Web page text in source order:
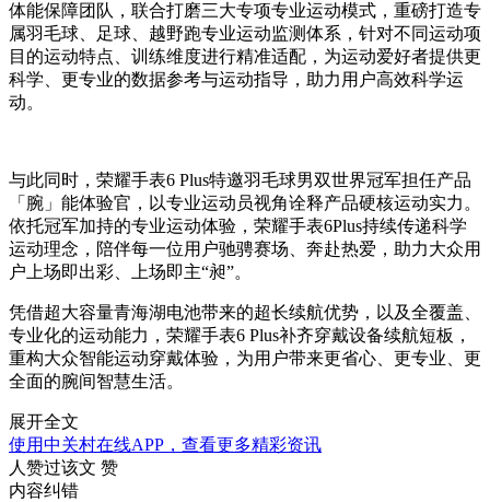
体能保障团队，联合打磨三大专项专业运动模式，重磅打造专
属羽毛球、足球、越野跑专业运动监测体系，针对不同运动项
目的运动特点、训练维度进行精准适配，为运动爱好者提供更
科学、更专业的数据参考与运动指导，助力用户高效科学运
动。
与此同时，荣耀手表6 Plus特邀羽毛球男双世界冠军担任产品
「腕」能体验官，以专业运动员视角诠释产品硬核运动实力。
依托冠军加持的专业运动体验，荣耀手表6Plus持续传递科学
运动理念，陪伴每一位用户驰骋赛场、奔赴热爱，助力大众用
户上场即出彩、上场即主“昶”。
凭借超大容量青海湖电池带来的超长续航优势，以及全覆盖、
专业化的运动能力，荣耀手表6 Plus补齐穿戴设备续航短板，
重构大众智能运动穿戴体验，为用户带来更省心、更专业、更
全面的腕间智慧生活。
展开全文
使用中关村在线APP，查看更多精彩资讯
人赞过该文 赞
内容纠错